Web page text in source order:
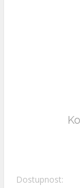
Dostupnost: